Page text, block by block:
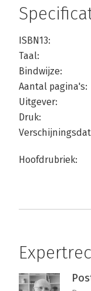
ISBN13:
Taal:
Bindwijze:
Aantal pagina's:
Uitgever:
Druk:
Hoofdrubriek: